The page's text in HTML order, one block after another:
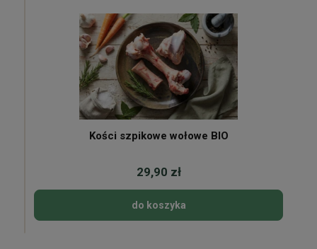
Kości szpikowe wołowe BIO
29,90 zł
do koszyka